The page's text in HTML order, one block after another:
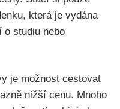
která je ​vydána
o studiu‍ nebo
je možnost cestovat
nižší cenu.⁤ Mnoho⁣